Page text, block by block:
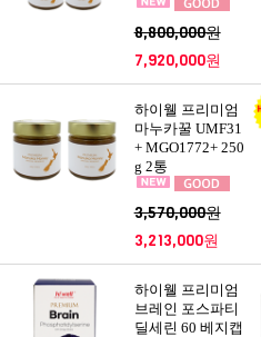
8,800,000원
7,920,000원
하이웰 프리미엄
마누카꿀 UMF31
+ MGO1772+ 250
g 2통
3,570,000원
3,213,000원
하이웰 프리미엄
브레인 포스파티
딜세린 60 베지캡